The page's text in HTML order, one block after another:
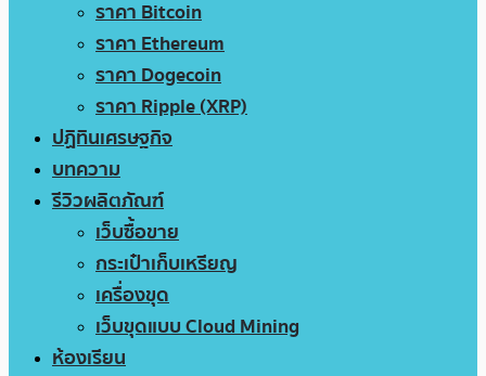
ราคา Bitcoin
ราคา Ethereum
ราคา Dogecoin
ราคา Ripple (XRP)
ปฏิทินเศรษฐกิจ
บทความ
รีวิวผลิตภัณฑ์
เว็บซื้อขาย
กระเป๋าเก็บเหรียญ
เครื่องขุด
เว็บขุดแบบ Cloud Mining
ห้องเรียน